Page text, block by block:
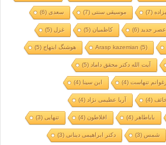
(7) موسیقی سنتی(7) سعدی(6)
عصر جدید (6) کاظمیان(5) غزل (5)
Arasp kazemian (5) هوشنگ ابتهاج(5)
آیت الله دکتر محقق داماد (5)
تنهاست(4) ابن سینا (4)
(4) آریا عظیمی نژاد (4)
باباطاهر (4) افلاطون(4) تنهایی(3)
شمس (3) دکتر ابراهیمی دینانی(3)